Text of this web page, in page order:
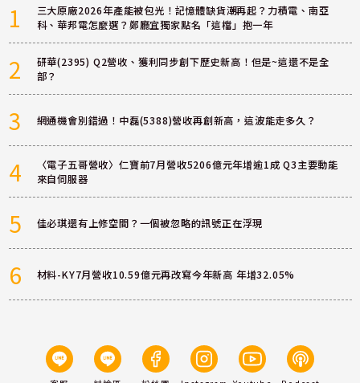
1
三大原廠2026年產能被包光！記憶體缺貨潮再起？力積電、南亞
科、華邦電怎麼選？鄭廳宜獨家點名「這檔」抱一年
2
研華(2395) Q2營收、獲利同步創下歷史新高！但是~這還不是全
部？
3 網通機會別錯過！中磊(5388)營收再創新高，這波能走多久？
4
〈電子五哥營收〉仁寶前7月營收5206億元年增逾1成 Q3主要動能
來自伺服器
5 佳必琪還有上修空間？一個被忽略的訊號正在浮現
6 材料-KY7月營收10.59億元再改寫今年新高 年增32.05%